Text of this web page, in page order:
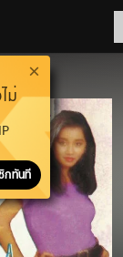
ม่
กทันที